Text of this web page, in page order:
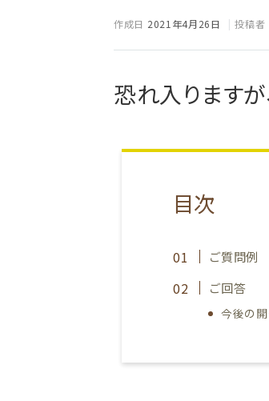
作成日 2021年4月26日 投稿者
恐れ入ります
目次
ご質問例
ご回答
今後の